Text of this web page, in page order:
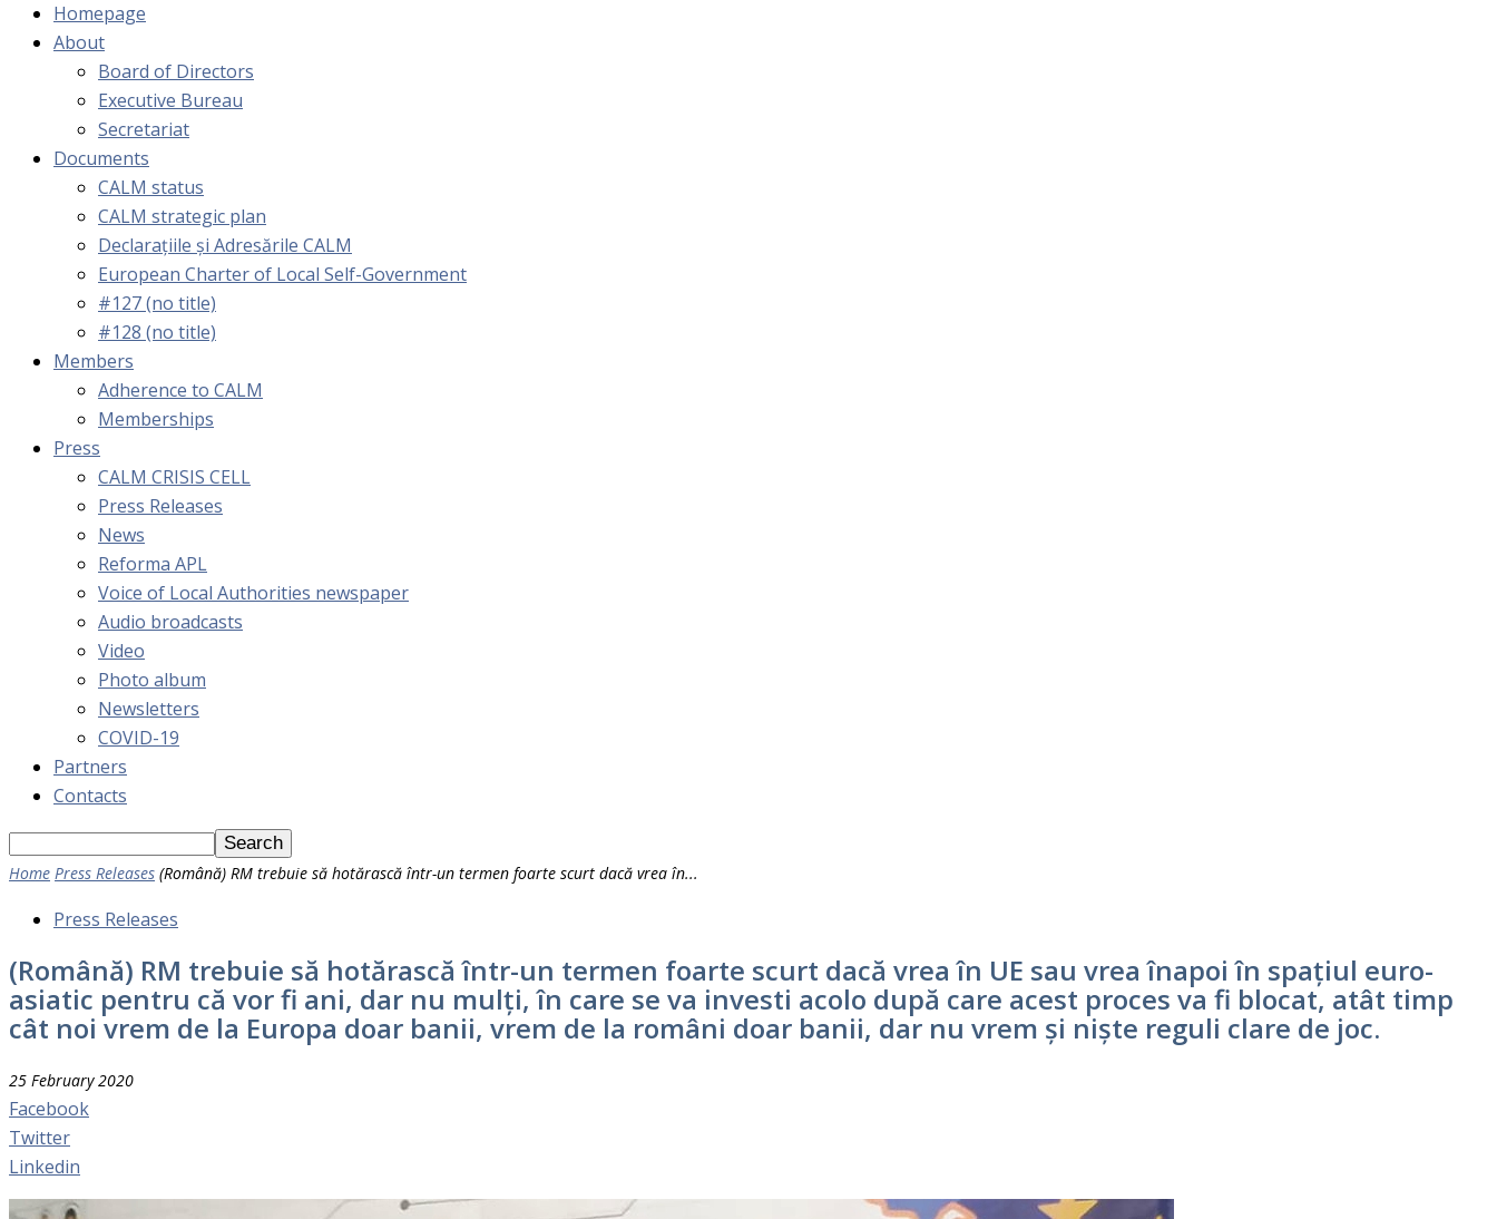
Homepage
About
Board of Directors
Executive Bureau
Secretariat
Documents
CALM status
CALM strategic plan
Declarațiile și Adresările CALM
European Charter of Local Self-Government
#127 (no title)
#128 (no title)
Members
Adherence to CALM
Memberships
Press
CALM CRISIS CELL
Press Releases
News
Reforma APL
Voice of Local Authorities newspaper
Audio broadcasts
Video
Photo album
Newsletters
COVID-19
Partners
Contacts
Home Press Releases (Română) RM trebuie să hotărască într-un termen foarte scurt dacă vrea în...
Press Releases
(Română) RM trebuie să hotărască într-un termen foarte scurt dacă vrea în UE sau vrea înapoi în spațiul euro-
asiatic pentru că vor fi ani, dar nu mulți, în care se va investi acolo după care acest proces va fi blocat, atât timp
cât noi vrem de la Europa doar banii, vrem de la români doar banii, dar nu vrem și niște reguli clare de joc.
25 February 2020
Facebook
Twitter
Linkedin